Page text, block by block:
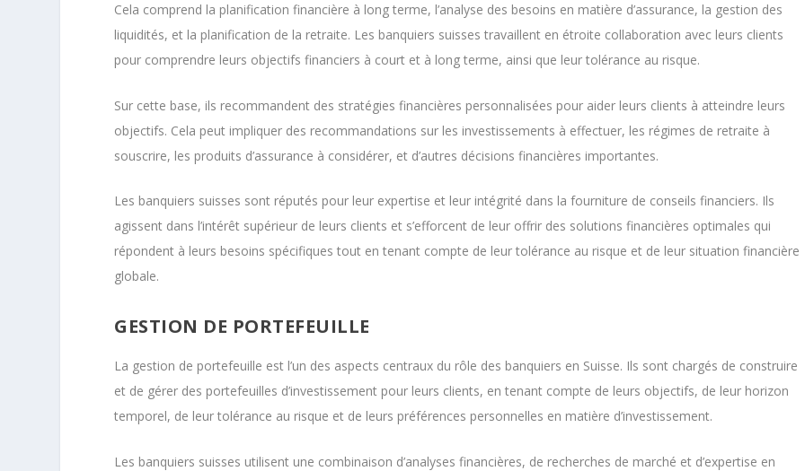
Cela comprend la planification financière à long terme, l’analyse des besoins en matière d’assurance, la gestion des
liquidités, et la planification de la retraite. Les banquiers suisses travaillent en étroite collaboration avec leurs clients
pour comprendre leurs objectifs financiers à court et à long terme, ainsi que leur tolérance au risque.
Sur cette base, ils recommandent des stratégies financières personnalisées pour aider leurs clients à atteindre leurs
objectifs. Cela peut impliquer des recommandations sur les investissements à effectuer, les régimes de retraite à
souscrire, les produits d’assurance à considérer, et d’autres décisions financières importantes.
Les banquiers suisses sont réputés pour leur expertise et leur intégrité dans la fourniture de conseils financiers. Ils
agissent dans l’intérêt supérieur de leurs clients et s’efforcent de leur offrir des solutions financières optimales qui
répondent à leurs besoins spécifiques tout en tenant compte de leur tolérance au risque et de leur situation financière
globale.
GESTION DE PORTEFEUILLE
La gestion de portefeuille est l’un des aspects centraux du rôle des banquiers en Suisse. Ils sont chargés de construire
et de gérer des portefeuilles d’investissement pour leurs clients, en tenant compte de leurs objectifs, de leur horizon
temporel, de leur tolérance au risque et de leurs préférences personnelles en matière d’investissement.
Les banquiers suisses utilisent une combinaison d’analyses financières, de recherches de marché et d’expertise en